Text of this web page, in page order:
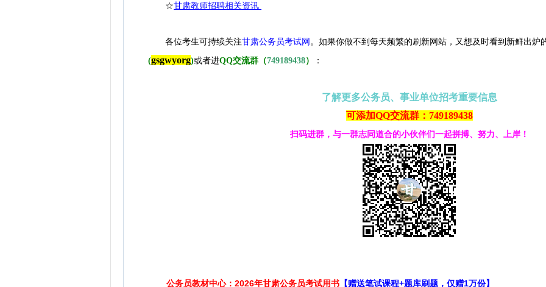
☆甘肃教师招聘相关资讯
各位考生可持续关注甘肃公务员考试网 。 如果你做不到每天频繁的刷新网站，又想及时看到新鲜出炉
(gsgwyorg)或者进QQ交流群（749189438） ：
了解更多公务员、事业单位招考重要信息
可添加QQ交流群：749189438
扫码进群，与一群志同道合的小伙伴们一起拼搏、努力、上岸！
公务员教材中心：2026年甘肃公务员考试用书 【赠送笔试课程+题库刷题，仅赠1万份】